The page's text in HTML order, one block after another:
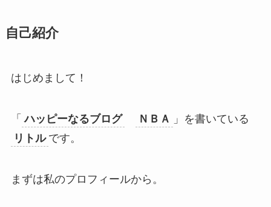
自己紹介
はじめまして！
「 ハッピーなるブログ ＮＢＡ
」を書いている
リトル です。
まずは私のプロフィールから。